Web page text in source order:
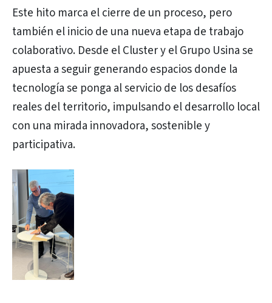
Este hito marca el cierre de un proceso, pero
también el inicio de una nueva etapa de trabajo
colaborativo. Desde el Cluster y el Grupo Usina se
apuesta a seguir generando espacios donde la
tecnología se ponga al servicio de los desafíos
reales del territorio, impulsando el desarrollo local
con una mirada innovadora, sostenible y
participativa.